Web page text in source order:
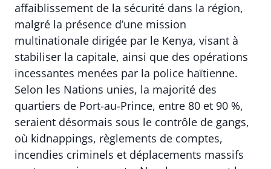
affaiblissement de la sécurité dans la région,
malgré la présence d’une mission
multinationale dirigée par le Kenya, visant à
stabiliser la capitale, ainsi que des opérations
incessantes menées par la police haïtienne.
Selon les Nations unies, la majorité des
quartiers de Port-au-Prince, entre 80 et 90 %,
seraient désormais sous le contrôle de gangs,
où kidnappings, règlements de comptes,
incendies criminels et déplacements massifs